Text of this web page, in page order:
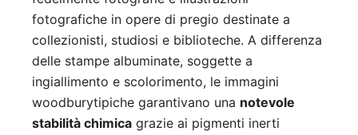
fotografiche in opere di pregio destinate a
collezionisti, studiosi e biblioteche. A differenza
delle stampe albuminate, soggette a
ingiallimento e scolorimento, le immagini
woodburytipiche garantivano una notevole
stabilità chimica grazie ai pigmenti inerti